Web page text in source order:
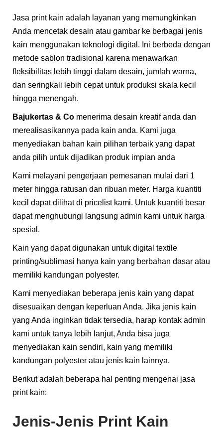
Jasa print kain adalah layanan yang memungkinkan
Anda mencetak desain atau gambar ke berbagai jenis
kain menggunakan teknologi digital. Ini berbeda dengan
metode sablon tradisional karena menawarkan
fleksibilitas lebih tinggi dalam desain, jumlah warna,
dan seringkali lebih cepat untuk produksi skala kecil
hingga menengah.
Bajukertas & Co menerima desain kreatif anda dan
merealisasikannya pada kain anda. Kami juga
menyediakan bahan kain pilihan terbaik yang dapat
anda pilih untuk dijadikan produk impian anda
Kami melayani pengerjaan pemesanan mulai dari 1
meter hingga ratusan dan ribuan meter. Harga kuantiti
kecil dapat dilihat di pricelist kami. Untuk kuantiti besar
dapat menghubungi langsung admin kami untuk harga
spesial.
Kain yang dapat digunakan untuk digital textile
printing/sublimasi hanya kain yang berbahan dasar atau
memiliki kandungan polyester.
Kami menyediakan beberapa jenis kain yang dapat
disesuaikan dengan keperluan Anda. Jika jenis kain
yang Anda inginkan tidak tersedia, harap kontak admin
kami untuk tanya lebih lanjut, Anda bisa juga
menyediakan kain sendiri, kain yang memiliki
kandungan polyester atau jenis kain lainnya.​
Berikut adalah beberapa hal penting mengenai jasa
print kain:
Jenis-Jenis Print Kain